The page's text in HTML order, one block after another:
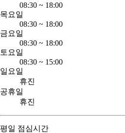
08:30 ~ 18:00
목요일
08:30 ~ 18:00
금요일
08:30 ~ 18:00
토요일
08:30 ~ 15:00
일요일
휴진
공휴일
휴진
평일 점심시간